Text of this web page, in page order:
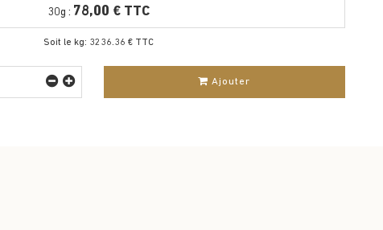
30g : 78,00 € TTC
Soit le kg: 3236.36 € TTC
Ajouter